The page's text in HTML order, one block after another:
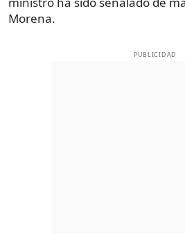
Morena.
PUBLICIDAD